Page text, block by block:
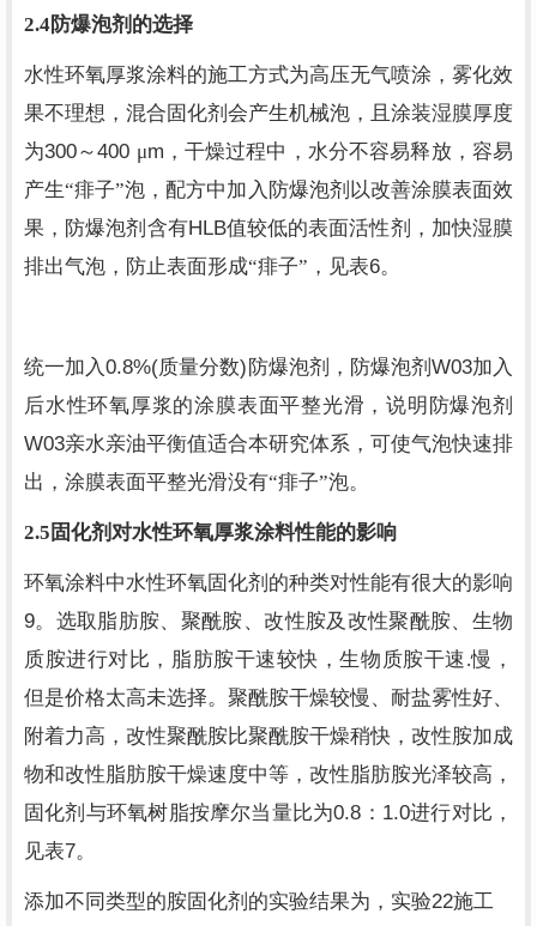
2.4防爆泡剂的选择
水性环氧厚浆涂料的施工方式为高压无气喷涂，雾化效
果不理想，混合固化剂会产生机械泡，且涂装湿膜厚度
为300～400 μm ，干燥过程中，水分不容易释放，容易
产生“痱子”泡，配方中加入防爆泡剂以改善涂膜表面效
果，防爆泡剂含有HLB值较低的表面活性剂，加快湿膜
排出气泡，防止表面形成“痱子”，见表6。
统一加入0.8%(质量分数) 防爆泡剂，防爆泡剂 W03加入
后水性环氧厚浆的涂膜表面平整光滑，说明防爆泡剂
W03亲水亲油平衡值适合本研究体系，可使气泡快速排
出，涂膜表面平整光滑没有“痱子”泡。
2.5 固化剂对水性环氧厚浆涂料性能的影响
环氧涂料中水性环氧固化剂的种类对性能有很大的影响
9。选取脂肪胺、聚酰胺、改性胺及改性聚酰胺、生物
质胺进行对比，脂肪胺干速较快，生物质胺干速.慢，
但是价格太高未选择。聚酰胺干燥较慢、耐盐雾性好、
附着力高，改性聚酰胺比聚酰胺干燥稍快，改性胺加成
物和改性脂肪胺干燥速度中等，改性脂肪胺光泽较高，
固化剂与环氧树脂按摩尔当量比为0.8 ： 1.0进行对比，
见表7。
添加不同类型的胺固化剂的实验结果为，实验22施工